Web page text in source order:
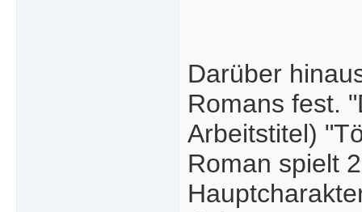
Darüber
Romans fest.
Arbeitstitel)
Roman spielt